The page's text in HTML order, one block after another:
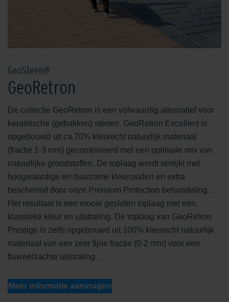
GeoSteen®
GeoRetron
De collectie GeoRetron is een volwaardig alternatief voor
keramische (gebakken) stenen. GeoRetron Excellent is
opgebouwd uit ca.70% kleurecht natuurlijk materiaal
(fractie 1-3 mm) gecombineerd met een optimale mix van
natuurlijke grondstoffen. De toplaag wordt verrijkt met
hoogwaardige en duurzame kleuroxiden en extra
beschermd door onze Premium Protection behandeling.
Het resultaat is een mooie gesloten toplaag met een
klassieke kleur en uitstraling. De toplaag van GeoRetron
Prestige is zelfs opgebouwd uit 100% kleurecht natuurlijk
materiaal van een zeer fijne fractie (0-2 mm) voor een
fluweelzachte uitstraling.
Meer informatie aanvragen